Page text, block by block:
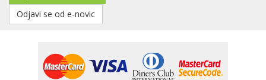
Odjavi se od e-novic